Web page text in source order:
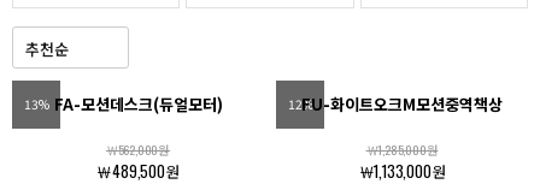
13% FA-모션데스크(듀얼모터)
￦562,000원
￦489,500원
12%FU-화이트오크M모션중역책상
￦1,285,000원
￦1,133,000원